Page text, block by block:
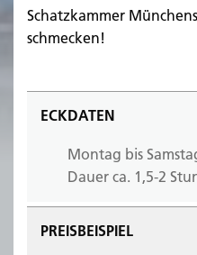
Schatzkammer Münchens
schmecken!
ECKDATEN
Montag bis
Dauer ca. 1,5-2
PREISBEISPIEL